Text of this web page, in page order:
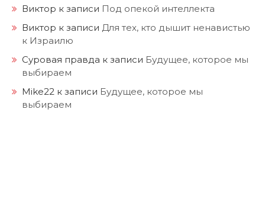
Виктор к записи Под опекой интеллекта
Виктор к записи Для тех, кто дышит ненавистью
к Израилю
Суровая правда к записи Будущее, которое мы
выбираем
Mike22 к записи Будущее, которое мы
выбираем